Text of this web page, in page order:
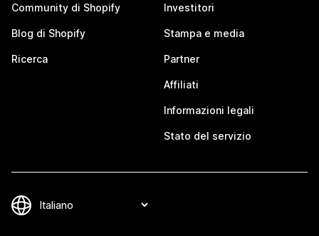
Community di Shopify
Blog di Shopify
Ricerca
Investitori
Stampa e media
Partner
Affiliati
Informazioni legali
Stato del servizio